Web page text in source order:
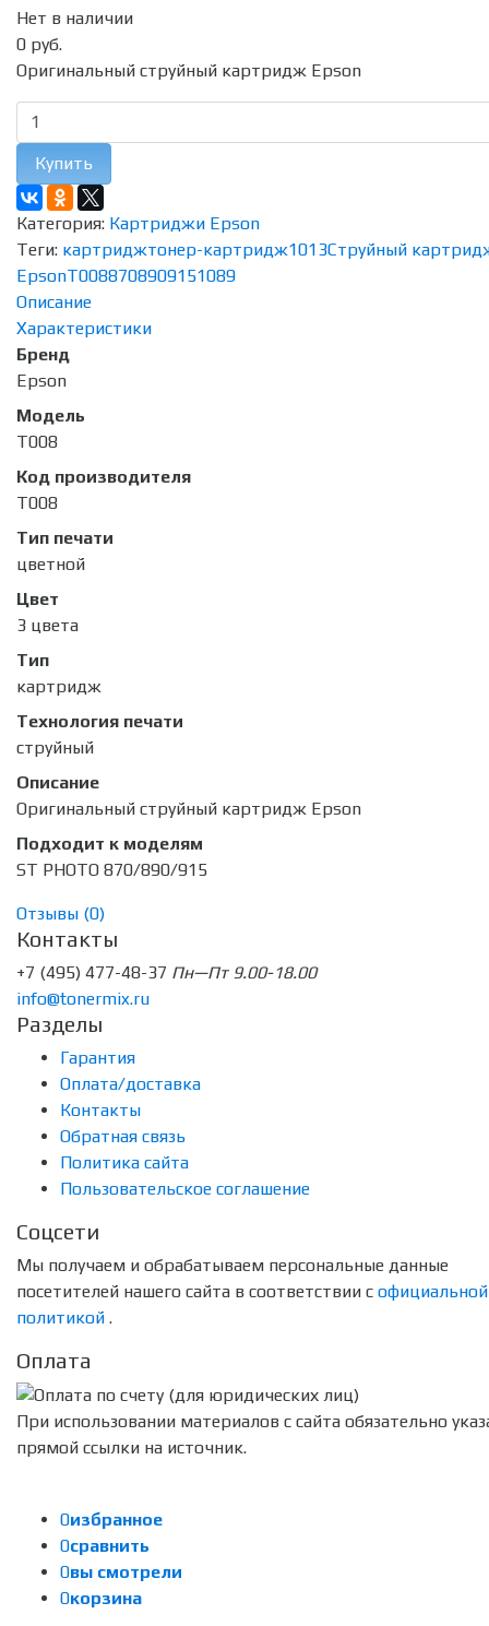
Нет в наличии
0 руб.
Оригинальный струйный картридж Epson
Купить
Категория: Картриджи Epson
Теги: картриджтонер-картридж1013Струйный
EpsonT0088708909151089
Описание
Характеристики
Бренд
Epson
Модель
T008
Код производителя
T008
Тип печати
цветной
Цвет
3 цвета
Тип
картридж
Технология печати
струйный
Описание
Оригинальный струйный картридж Epson
Подходит к моделям
ST PHOTO 870/890/915
Отзывы (0)
Контакты
+7 (495) 477-48-37 Пн—Пт 9.00-18.00
info@tonermix.ru
Разделы
Гарантия
Оплата/доставка
Контакты
Обратная связь
Политика сайта
Пользовательское соглашение
Соцсети
Мы получаем и обрабатываем персональные данные
посетителей нашего сайта в соответствии с официальной
политикой .
Оплата
При использовании материалов с сайта обязательно
прямой ссылки на источник.
0избранное
0сравнить
0вы смотрели
0корзина